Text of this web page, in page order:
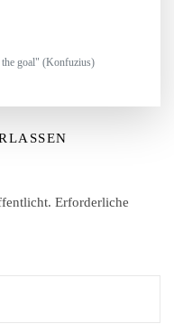
goal" (Konfuzius)
Erforderliche